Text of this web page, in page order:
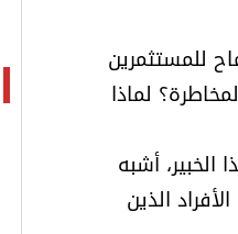
للمستثمرين
لماذا
أشبه
الذين